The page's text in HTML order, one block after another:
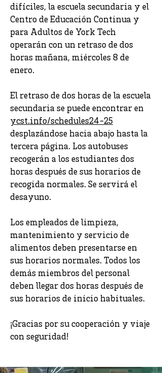
difíciles, la escuela secundaria y el
Centro de Educación Continua y
para Adultos de York Tech
operarán con un retraso de dos
horas mañana, miércoles 8 de
enero.
El retraso de dos horas de la escuela
secundaria se puede encontrar en
ycst.info/schedules24-25
desplazándose hacia abajo hasta la
tercera página. Los autobuses
recogerán a los estudiantes dos
horas después de sus horarios de
recogida normales. Se servirá el
desayuno.
Los empleados de limpieza,
mantenimiento y servicio de
alimentos deben presentarse en
sus horarios normales. Todos los
demás miembros del personal
deben llegar dos horas después de
sus horarios de inicio habituales.
¡Gracias por su cooperación y viaje
con seguridad!